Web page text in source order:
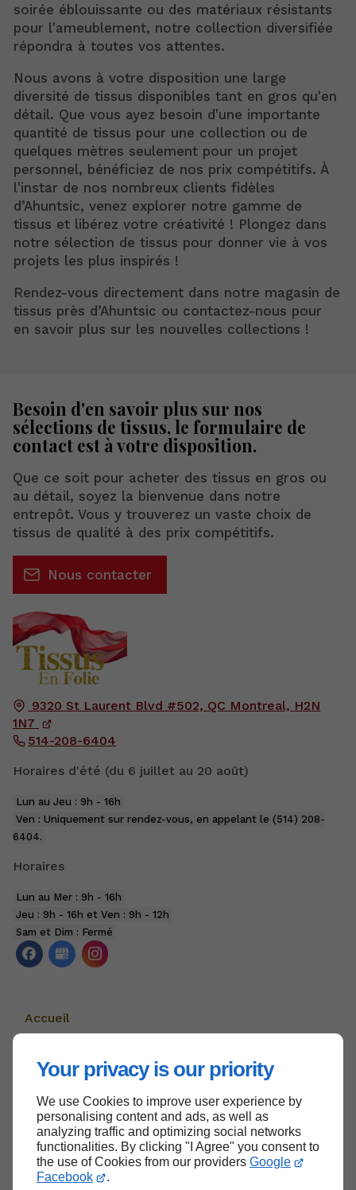
Your privacy is our priority
We use Cookies to improve user experience by
personalising content and ads, as well as
analyzing traffic and optimizing social networks
functionalities. By clicking "I Agree" you consent to
the use of Cookies from our providers Google
Facebook
.
soirée éblouissante ou des matériaux résistants
pour l'ameublement, notre collection diversifiée
répondra à toutes vos attentes.
Nous avons à votre disposition une large
diversité de tissus disponibles tant en gros qu'en
détail. Que vous ayez besoin d'une importante
quantité de tissus pour une collection ou de
quelques mètres seulement pour un projet
personnel, bénéficiez de nos prix compétitifs. À
l'instar de nos nombreux clients fidèles
d’Ahuntsic, venez explorer notre gamme de
tissus et libérez votre créativité ! Plongez dans
notre sélection de tissus pour donner vie à vos
projets les plus inspirés !
Rendez-vous directement dans notre magasin de
tissus près d’Ahuntsic ou contactez-nous pour
en savoir plus sur les nouvelles collections !
9320 St Laurent Blvd #502, QC Montreal, H2N
1N7
514-208-6404
Horaires d'été (du 6 juillet au 20 août)
Lun au Jeu : 9h - 16h
Ven : Uniquement sur rendez-vous, en appelant le (514) 208-
6404.
Horaires
Lun au Mer : 9h - 16h
Jeu : 9h - 16h et Ven : 9h - 12h
Sam et Dim : Fermé
Accueil
Politique de confidentialité
Plan du site
Besoin d'en savoir plus sur nos
sélections de tissus, le formulaire de
contact est à votre disposition.
Que ce soit pour acheter des tissus en gros ou
au détail, soyez la bienvenue dans notre
entrepôt. Vous y trouverez un vaste choix de
tissus de qualité à des prix compétitifs.
Nous contacter
Haut de page